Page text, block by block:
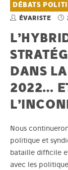
DÉBATS
ÉVARISTE
DANS
2022…
Nous
politique et
bataille difficile
avec les